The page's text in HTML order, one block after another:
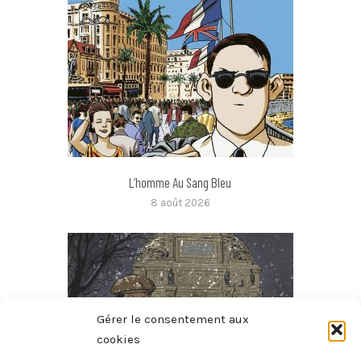
Gérer le consentement aux
cookies
L’homme Au Sang Bleu
8 août 2026